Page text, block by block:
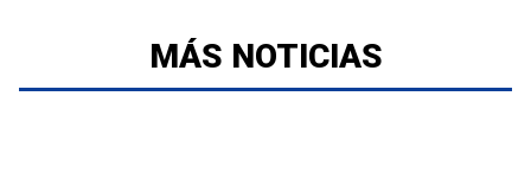
MÁS NOTICIAS